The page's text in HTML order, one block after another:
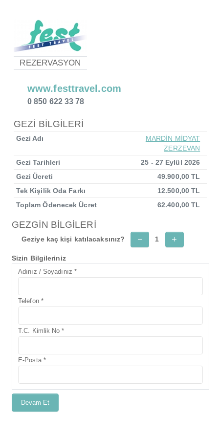
REZERVASYON
www.festtravel.com
0 850 622 33 78
GEZİ BİLGİLERİ
Gezi Adı
MARDİN MİDYAT
ZERZEVAN
Gezi Tarihleri
25 - 27 Eylül 2026
Gezi Ücreti
49.900,00 TL
Tek Kişilik Oda Farkı
12.500,00 TL
Toplam Ödenecek Ücret
62.400,00 TL
GEZGİN BİLGİLERİ
Geziye kaç kişi katılacaksınız? 1
Sizin Bilgileriniz
Adınız / Soyadınız *
Telefon *
T.C. Kimlik No *
E-Posta *
Devam Et